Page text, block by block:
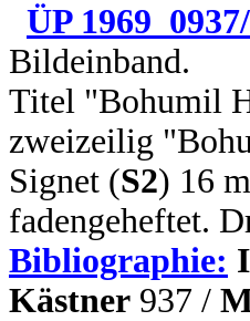
ÜP
Bildeinband.
Titel "Bohumil
zweizeilig
Signet (S2) 16
fadengeheftet.
Bibliographie:
Kästner 937 /